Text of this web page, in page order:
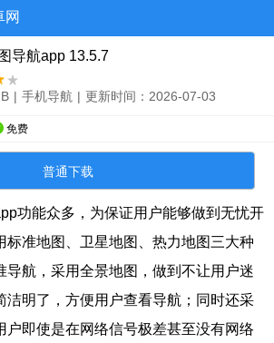
网
导航app 13.5.7
| 手机导航 | 更新时间：2026-07-03
免费
普通下载
能众多，为保证用户能够做到无忧开
标准地图、卫星地图、热力地图三大种
导航，采用全景地图，做到不让用户迷
洁明了，方便用户查看导航；同时还采
户即使是在网络信号极差甚至没有网络